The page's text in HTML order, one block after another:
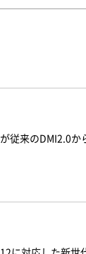
従来のDMI2.0か